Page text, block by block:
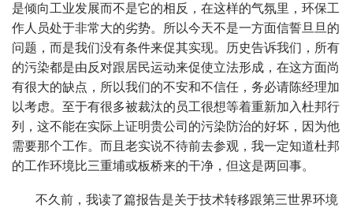
是倾向工业发展而不是它的相反，在这样的气氛里，环保工
作人员处于非常大的劣势。所以今天不是一方面信誓旦旦的
问题，而是我们没有条件来促其实现。历史告诉我们，所有
的污染都是由反对跟居民运动来促使立法形成，在这方面尚
有很大的缺点，所以我们的不安和不信任，务必请陈经理加
以考虑。至于有很多被裁汰的员工很想等着重新加入杜邦行
列，这不能在实际上证明贵公司的污染防治的好坏，因为他
需要那个工作。而且老实说不待前去参观，我一定知道杜邦
的工作环境比三重埔或板桥来的干净，但这是两回事。
不久前，我读了篇报告是关于技术转移跟第三世界环境